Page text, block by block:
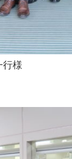
行様